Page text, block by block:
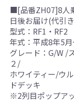
■[品番ZH07]8人
日後お届け(代引
型式：RF1・RF2
年式：平成8年5
グレード：G/W /
２/
ホワイティー/ウ
ドデッキ
※2列目ポップア